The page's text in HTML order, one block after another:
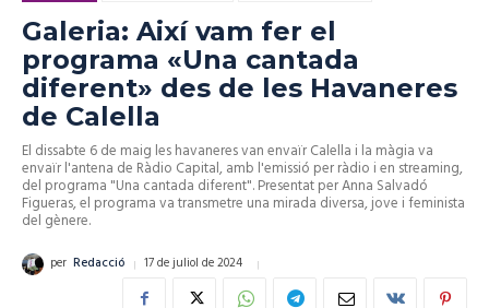
Galeria: Així vam fer el
programa «Una cantada
diferent» des de les Havaneres
de Calella
El dissabte 6 de maig les havaneres van envaïr Calella i la màgia va
envaïr l'antena de Ràdio Capital, amb l'emissió per ràdio i en streaming,
del programa "Una cantada diferent". Presentat per Anna Salvadó
Figueras, el programa va transmetre una mirada diversa, jove i feminista
del gènere.
per Redacció 17 de juliol de 2024